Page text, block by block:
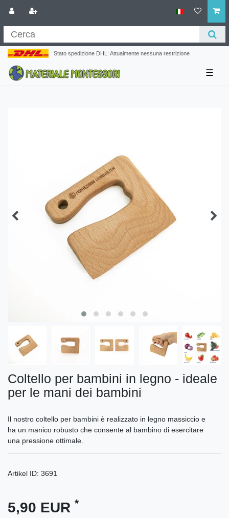
Stato spedizione DHL: Attualmente nessuna restrizione
☰
Coltello per bambini in legno - ideale
per le mani dei bambini
Il nostro coltello per bambini è realizzato in legno massiccio e
ha un manico robusto che consente al bambino di esercitare
una pressione ottimale.
Artikel ID: 3691
5,90 EUR *